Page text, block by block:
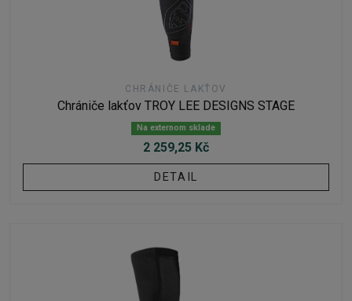
CHRÁNIČE LAKŤOV
Chrániče lakťov TROY LEE DESIGNS STAGE
Na externom sklade
2 259,25 Kč
DETAIL